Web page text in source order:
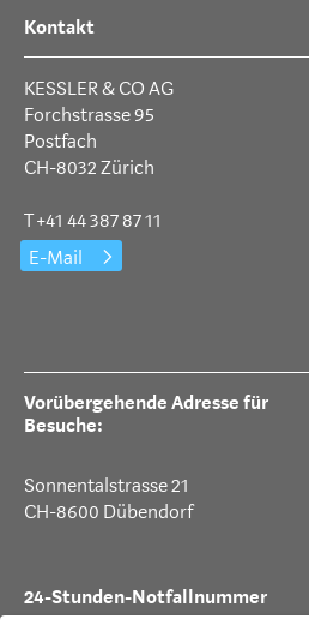
Kontakt
KESSLER & CO AG
Forchstrasse 95
Postfach
CH-8032 Zürich
T +41 44 387 87 11
E-Mail
Vorübergehende Adresse für
Besuche:
Sonnentalstrasse 21
CH-8600 Dübendorf
24-Stunden-Notfallnummer